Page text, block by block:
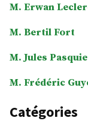
M. Erwan
M. Bertil Fort
M. Jules
M. Frédéric
Catégories